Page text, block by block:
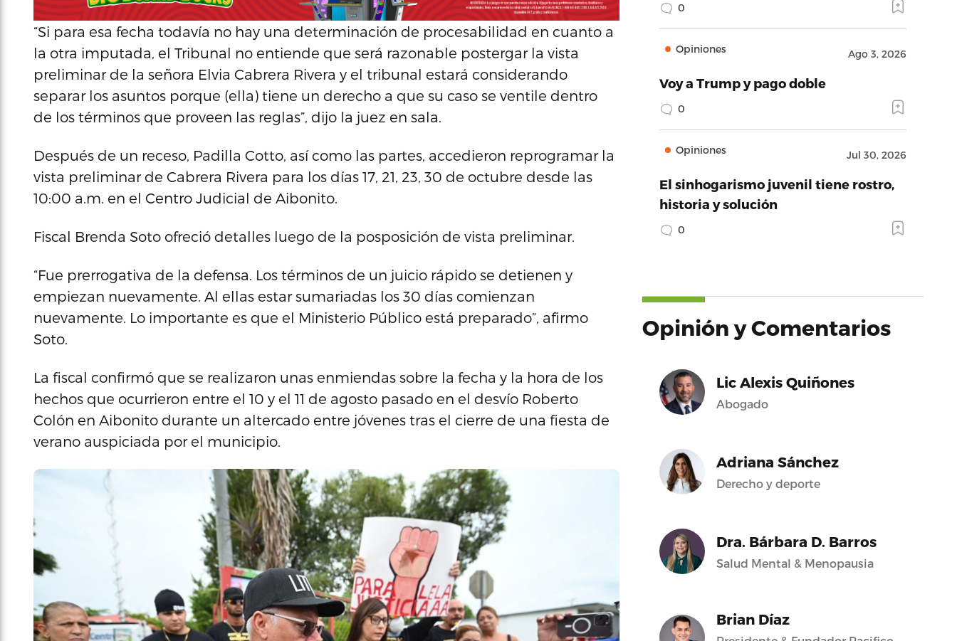
“Si para esa fecha todavía no hay una determinación de procesabilidad en cuanto a
la otra imputada, el Tribunal no entiende que será razonable postergar la vista
preliminar de la señora Elvia Cabrera Rivera y el tribunal estará considerando
separar los asuntos porque (ella) tiene un derecho a que su caso se ventile dentro
de los términos que proveen las reglas”, dijo la juez en sala.
Después de un receso, Padilla Cotto, así como las partes, accedieron reprogramar la
vista preliminar de Cabrera Rivera para los días 17, 21, 23, 30 de octubre desde las
10:00 a.m. en el Centro Judicial de Aibonito.
Fiscal Brenda Soto ofreció detalles luego de la posposición de vista preliminar.
“Fue prerrogativa de la defensa. Los términos de un juicio rápido se detienen y
empiezan nuevamente. Al ellas estar sumariadas los 30 días comienzan
nuevamente. Lo importante es que el Ministerio Público está preparado”, afirmo
Soto.
La fiscal confirmó que se realizaron unas enmiendas sobre la fecha y la hora de los
hechos que ocurrieron entre el 10 y el 11 de agosto pasado en el desvío Roberto
Colón en Aibonito durante un altercado entre jóvenes tras el cierre de una fiesta de
verano auspiciada por el municipio.
0
Opiniones Ago 3, 2026
Voy a Trump y pago doble
0
Opiniones Jul 30, 2026
El sinhogarismo juvenil tiene rostro,
historia y solución
0
Opinión y Comentarios
Lic Alexis Quiñones
Abogado
Adriana Sánchez
Derecho y deporte
Dra. Bárbara D. Barros
Salud Mental & Menopausia
Brian Díaz